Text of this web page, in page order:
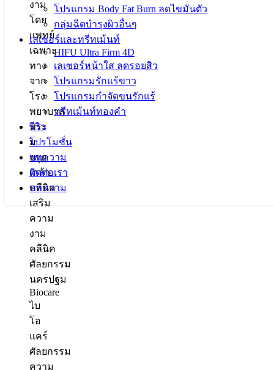
โปรแกรม Body Fat Burn ลดไขมันตัว
กลุ่มฉีดบำรุงผิวอื่นๆ
เลเซอร์และทรีทเม้นท์
HIFU Ultra Firm 4D
เลเซอร์หน้าใส ลดรอยสิว
โปรแกรมรักแร้ขาว
โปรแกรมกำจัดขนรักแร้
ทรีทเม้นท์ทองคำ
รีวิว
โปรโมชั่น
บทความ
ติดต่อเรา
บทความ
คลีนิค
เสริม
ความ
งาม
คลีนิค
ศัลยกรรม
นครปฐม
Biocare
ไบ
โอ
แคร์
ศัลยกรรม
ความ